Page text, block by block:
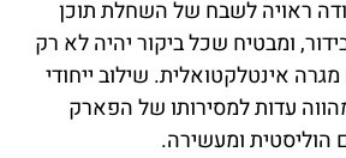
ראויה לשבח של השחלת תוכן
ומבטיח שכל ביקור יהיה לא רק
אינטלקטואלית. שילוב ייחודי
עדות למסירותו של הפארק
הוליסטית ומעשירה.